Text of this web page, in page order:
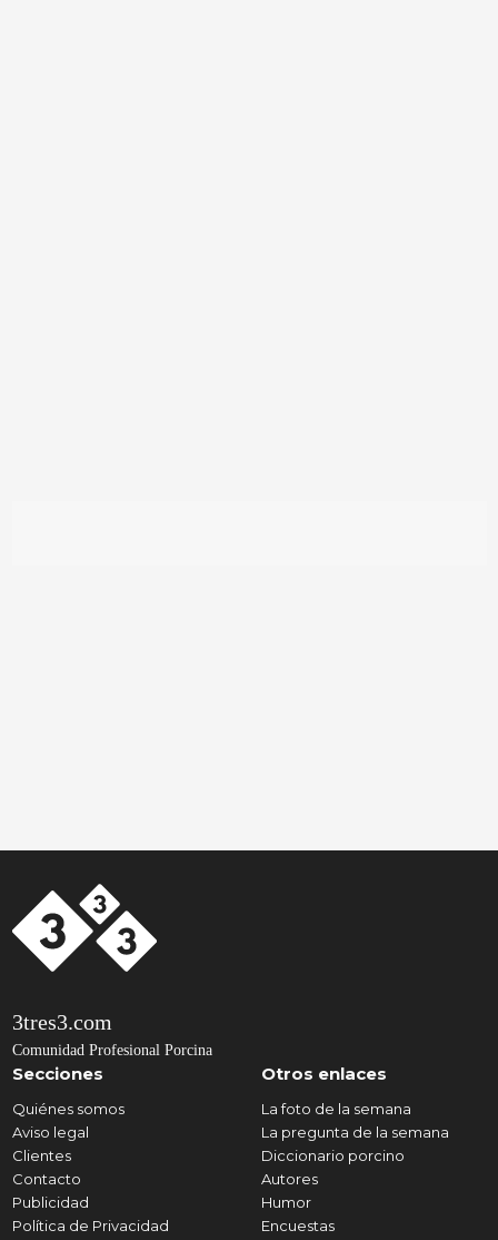
3tres3.com
Comunidad Profesional Porcina
Secciones
Quiénes somos
Aviso legal
Clientes
Contacto
Publicidad
Política de Privacidad
Otros enlaces
La foto de la semana
La pregunta de la semana
Diccionario porcino
Autores
Humor
Encuestas